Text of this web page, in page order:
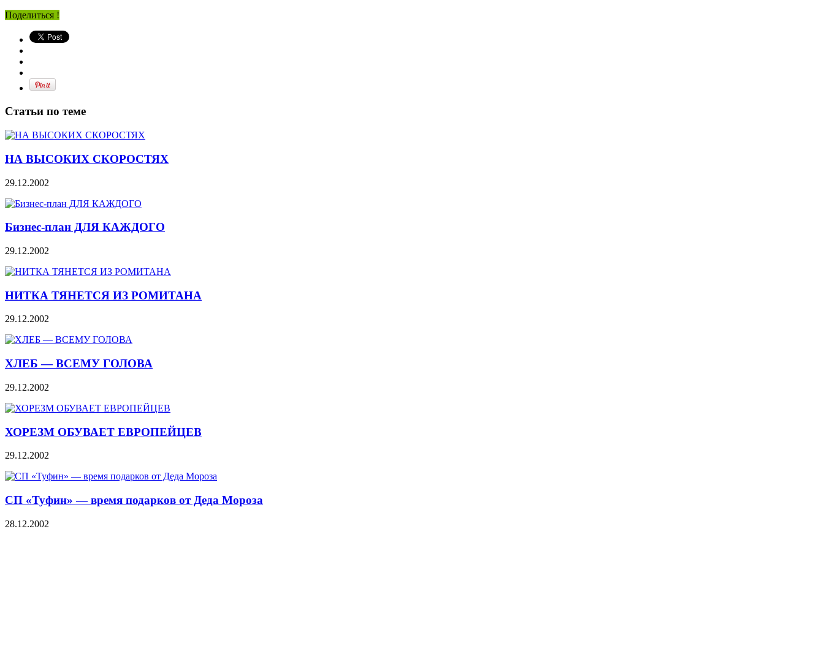
Поделиться !
Статьи по теме
НА ВЫСОКИХ СКОРОСТЯХ
29.12.2002
Бизнес-план ДЛЯ КАЖДОГО
29.12.2002
НИТКА ТЯНЕТСЯ ИЗ РОМИТАНА
29.12.2002
ХЛЕБ — ВСЕМУ ГОЛОВА
29.12.2002
ХОРЕЗМ ОБУВАЕТ ЕВРОПЕЙЦЕВ
29.12.2002
СП «Туфин» — время подарков от Деда Мороза
28.12.2002